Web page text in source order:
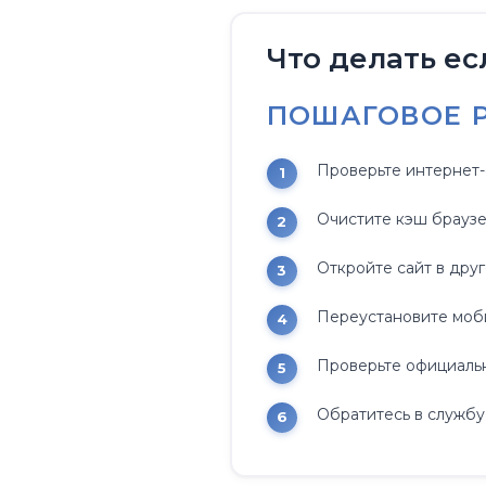
Что делать
ПОШАГОВОЕ
Проверьте
Очистите кэш
Откройте сайт в
Переустановите
Проверьте
Обратитесь в